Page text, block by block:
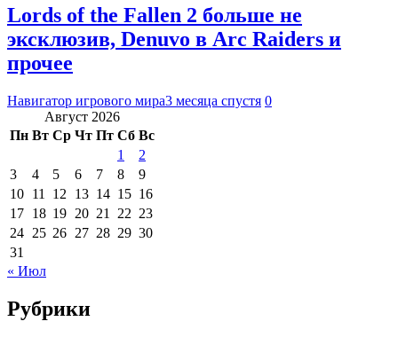
Lords of the Fallen 2 больше не
эксклюзив, Denuvo в Arc Raiders и
прочее
Навигатор игрового мира3 месяца спустя 0
Август 2026
Пн Вт Ср Чт Пт Сб Вс
1
2
3
4 5 6 7 8
9
10 11 12 13 14 15 16
17 18 19 20 21 22 23
24 25 26 27 28 29 30
31
« Июл
Рубрики